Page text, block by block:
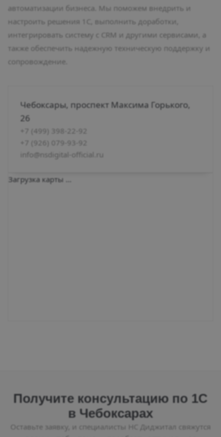
автоматизации бизнеса. Мы поможем внедрить и
настроить решения 1С, выполнить доработки,
интегрировать систему с CRM и другими сервисами, а
также обеспечить надежную техническую поддержку и
сопровождение.
Чебоксары, проспект Максима Горького,
26
+7 (499) 398-22-92
+7 (926) 079-93-92
info@nsdigital-official.ru
Загрузка карты ...
Получите консультацию по 1С
в Чебоксарах
Оставьте заявку, и специалисты НС Диджитал свяжутся